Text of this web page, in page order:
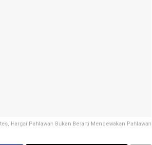
Hargai Pahlawan Bukan Berarti Mendewakan Pahlawan